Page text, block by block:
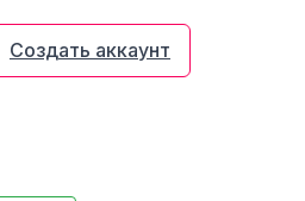
Создать аккаунт